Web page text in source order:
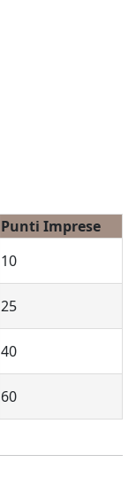
Punti Imprese
10
25
40
60